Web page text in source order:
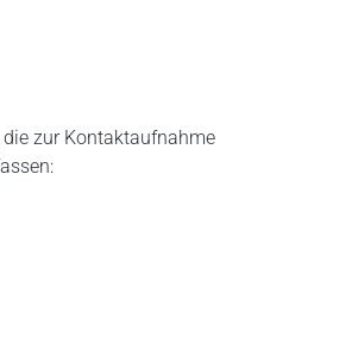
zur Kontaktaufnahme